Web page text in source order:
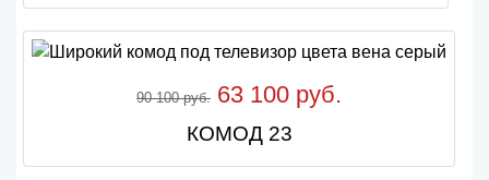
90 100 руб. 63 100 руб.
КОМОД 23